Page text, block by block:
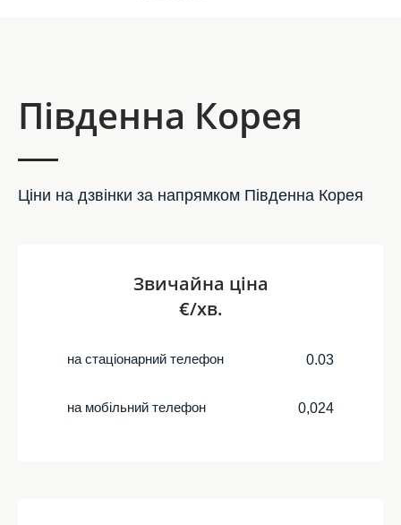
Південна Корея
Ціни на дзвінки за напрямком Південна Корея
Звичайна ціна
€/хв.
на стаціонарний телефон 0.03
на мобільний телефон 0,024